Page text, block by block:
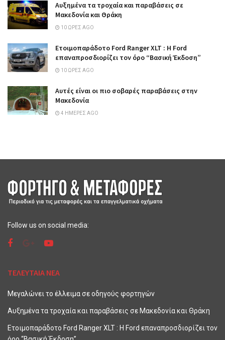
Αυξημένα τα τροχαία και παραβάσεις σε
Μακεδονία και Θράκη
10 ΏΡΕΣ AGO
Ετοιμοπαράδοτο Ford Ranger XLT : Η Ford
επαναπροσδιορίζει τον όρο “Βασική Έκδοση”
10 ΏΡΕΣ AGO
Αυτές είναι οι πιο σοβαρές παραβάσεις στην
Μακεδονία
4 ΗΜΈΡΕΣ AGO
Follow us on social media:
ΤΕΛΕΥΤΑΙΑ ΝΕΑ
Μεγαλώνει το έλλειμα σε οδηγούς φορτηγών
Αυξημένα τα τροχαία και παραβάσεις σε Μακεδονία και Θράκη
Ετοιμοπαράδοτο Ford Ranger XLT : Η Ford επαναπροσδιορίζει τον